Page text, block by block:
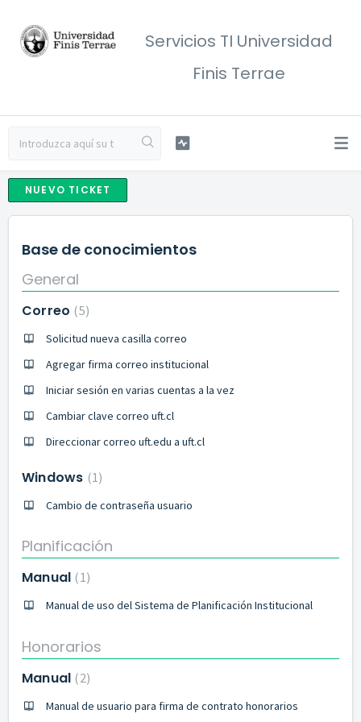
Servicios TI Universidad
Finis Terrae
NUEVO TICKET
Base de conocimientos
General
Correo 5
Solicitud nueva casilla correo
Agregar firma correo institucional
Iniciar sesión en varias cuentas a la vez
Cambiar clave correo uft.cl
Direccionar correo uft.edu a uft.cl
Windows 1
Cambio de contraseña usuario
Planificación
Manual 1
Manual de uso del Sistema de Planificación Institucional
Honorarios
Manual 2
Manual de usuario para firma de contrato honorarios